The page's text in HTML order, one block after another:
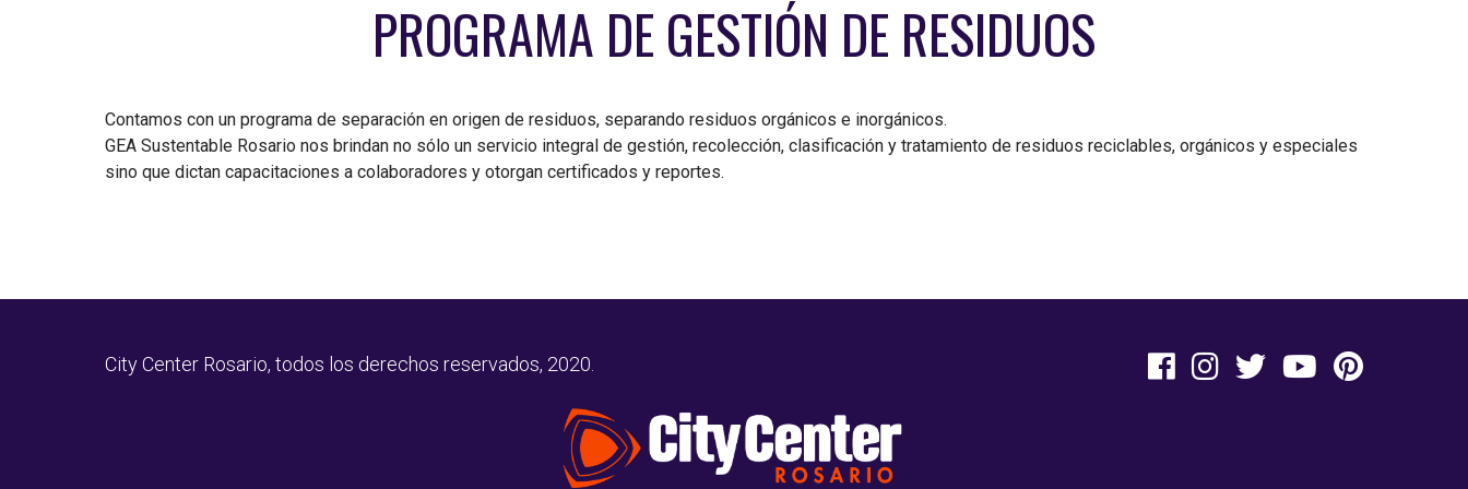
PROGRAMA DE GESTIÓN DE RESIDUOS
Contamos con un programa de separación en origen de residuos, separando residuos orgánicos e inorgánicos.
GEA Sustentable Rosario nos brindan no sólo un servicio integral de gestión, recolección, clasificación y tratamiento de residuos reciclables, orgánicos y especiales
sino que dictan capacitaciones a colaboradores y otorgan certificados y reportes.
City Center Rosario, todos los derechos reservados, 2020.